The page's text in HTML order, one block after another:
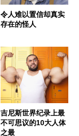
令人难以置信却真实
存在的怪人
吉尼斯世界纪录上最
不可思议的10大人体
之最